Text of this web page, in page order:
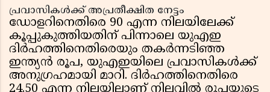
പ്രവാസികൾക്ക് അപ്രതീക്ഷിത നേട്ടം
ഡോളറിനെതിരെ 90 എന്ന നിലയിലേക്ക്
കൂപ്പുകുത്തിയതിന് പിന്നാലെ യുഎഇ
ദിർഹത്തിനെതിരെയും തകർന്നടിഞ്ഞ
ഇന്ത്യൻ രൂപ, യുഎഇയിലെ പ്രവാസികൾക്ക്
അനുഗ്രഹമായി മാറി. ദിർഹത്തിനെതിരെ